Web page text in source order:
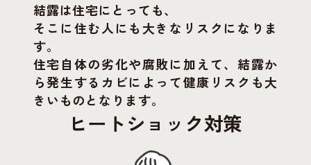
結露は住宅にとっても、
そこに住む人にも大きなリスクになりま
す。
住宅自体の劣化や腐敗に加えて、結露か
ら発生するカビによって健康リスクも大
きいものとなります。
ヒートショック対策